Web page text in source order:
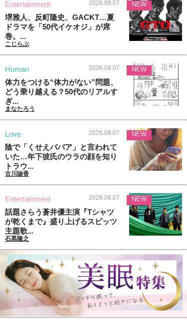
Entertainment 2026.08.07
堺雅人、反町隆史、GACKT…夏
ドラマを「50代イケオジ」が席
巻。...
こじらぶ
NEW
Human 2026.08.07
体力をつける“体力がない”問題、
どう乗り越える？50代のリアルす
ぎ...
まなたろう
NEW
Love 2026.08.07
陰で「くせえババア」と言われて
いた…年下彼氏のウラの顔を知り
トラウ...
古川諭香
NEW
Entertainment 2026.08.07
話題さらう蒼井優主演『Tシャツ
が乾くまで』盛り上げるスピッツ
主題歌...
石黒隆之
NEW